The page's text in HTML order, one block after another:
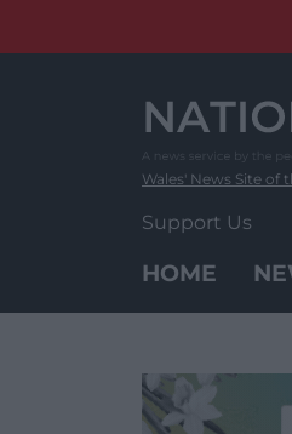
Wales' News Site of
Support Us
HOME